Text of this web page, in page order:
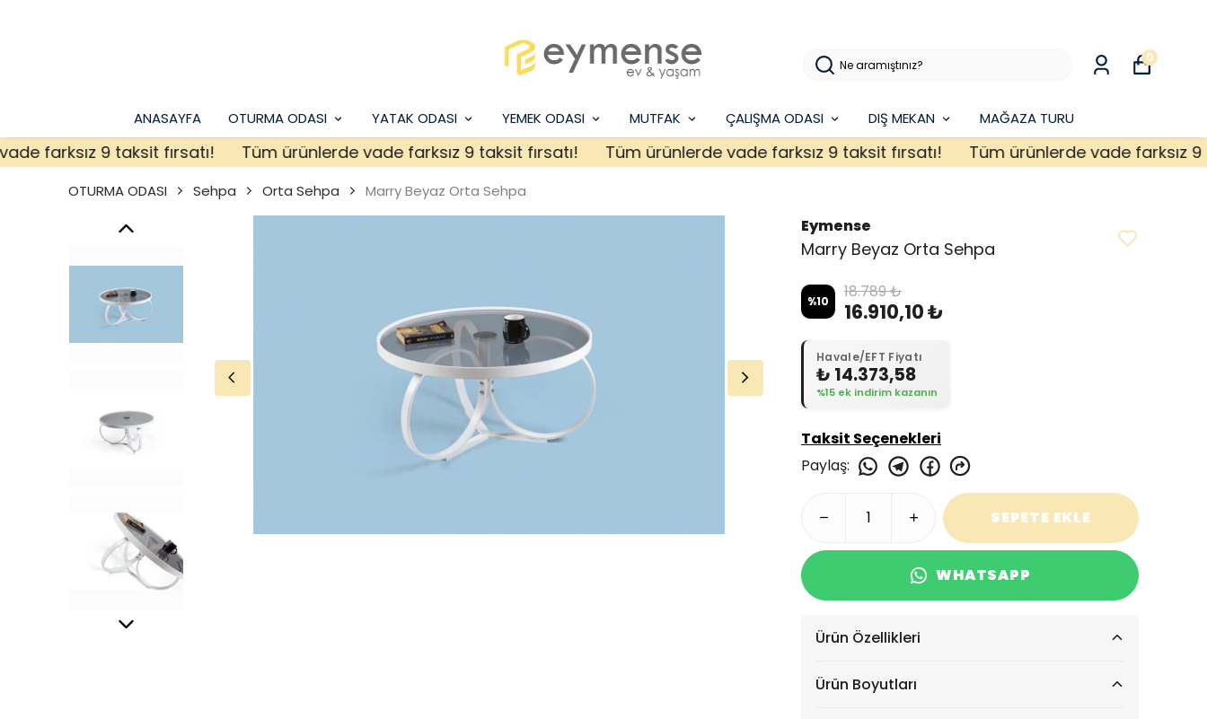
ANASAYFA OTURMA ODASI YATAK ODASI YEMEK ODASI MUTFAK ÇALIŞMA ODASI DIŞ MEKAN MAĞAZA TURU
0
farksız 9 taksit fırsatı! Tüm ürünlerde vade farksız 9 taksit fırsatı! Tüm ürünlerde vade farksız 9 taksit fırsatı! Tüm ürünlerde vade farksız 9
OTURMA ODASI Sehpa Orta Sehpa Marry Beyaz Orta Sehpa
Eymense
Marry Beyaz Orta Sehpa
%10 18.789 ₺
16.910,10 ₺
Havale/EFT Fiyatı
₺ 14.373,58
%15 ek indirim kazanın
Taksit Seçenekleri
Paylaş:
SEPETE EKLE
WHATSAPP
Ürün Özellikleri
Ürün Boyutları